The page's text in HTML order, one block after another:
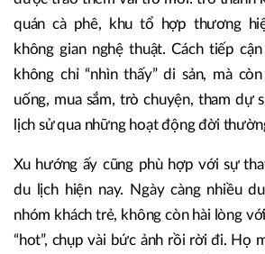
quán cà phê, khu tổ hợp thương
không gian nghệ thuật. Cách tiếp
không chỉ “nhìn thấy” di sản, mà
uống, mua sắm, trò chuyện, tham dự
lịch sử qua những hoạt động đời
Xu hướng ấy cũng phù hợp với sự
du lịch hiện nay. Ngày càng nhiều
nhóm khách trẻ, không còn hài lòng
“hot”, chụp vài bức ảnh rồi rời đi. Họ